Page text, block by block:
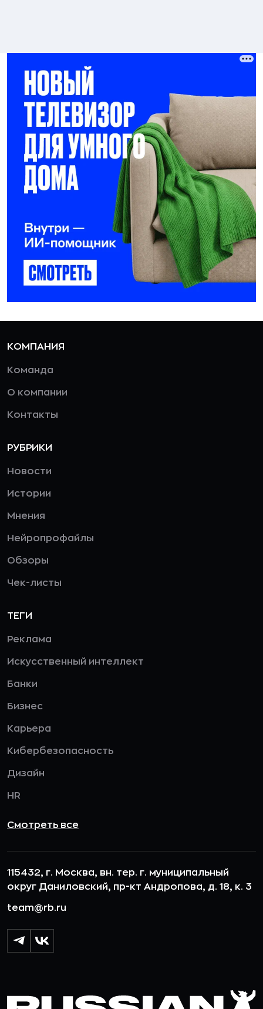
КОМПАНИЯ
Команда
О компании
Контакты
РУБРИКИ
Новости
Истории
Мнения
Нейропрофайлы
Обзоры
Чек-листы
ТЕГИ
Реклама
Искусственный интеллект
Банки
Бизнес
Карьера
Кибербезопасность
Дизайн
HR
Смотреть все
115432, г. Москва, вн. тер. г. муниципальный
округ Даниловский, пр-кт Андропова, д. 18, к. 3
team@rb.ru